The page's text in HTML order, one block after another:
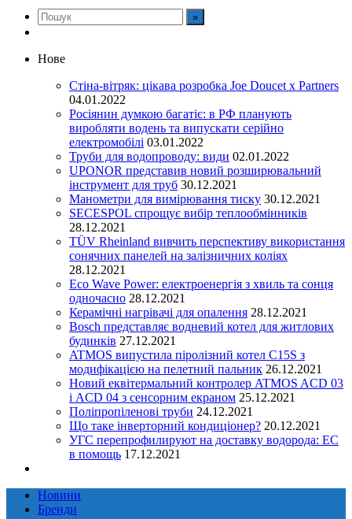
Нове
Стіна-вітряк: цікава розробка Joe Doucet x Partners
04.01.2022
Росіянин думкою багатіє: в РФ планують
виробляти водень та випускати серійно
електромобілі 03.01.2022
Труби для водопроводу: види 02.01.2022
UPONOR представив новий розширювальний
інструмент для труб 30.12.2021
Манометри для вимірювання тиску 30.12.2021
SECESPOL спрощує вибір теплообмінників
28.12.2021
TÜV Rheinland вивчить перспективу використання
сонячних панелей на залізничних коліях
28.12.2021
Eco Wave Power: електроенергія з хвиль та сонця
одночасно 28.12.2021
Керамічні нагрівачі для опалення 28.12.2021
Bosch представляє водневий котел для житлових
будинків 27.12.2021
ATMOS випустила піролізний котел C15S з
модифікацією на пелетний пальник 26.12.2021
Новий еквітермальний контролер ATMOS ACD 03
і ACD 04 з сенсорним екраном 25.12.2021
Поліпропіленові труби 24.12.2021
Що таке інверторний кондиціонер? 20.12.2021
УГС перепрофилируют на доставку водорода: EC
в помощь 17.12.2021
Новини
Бренди